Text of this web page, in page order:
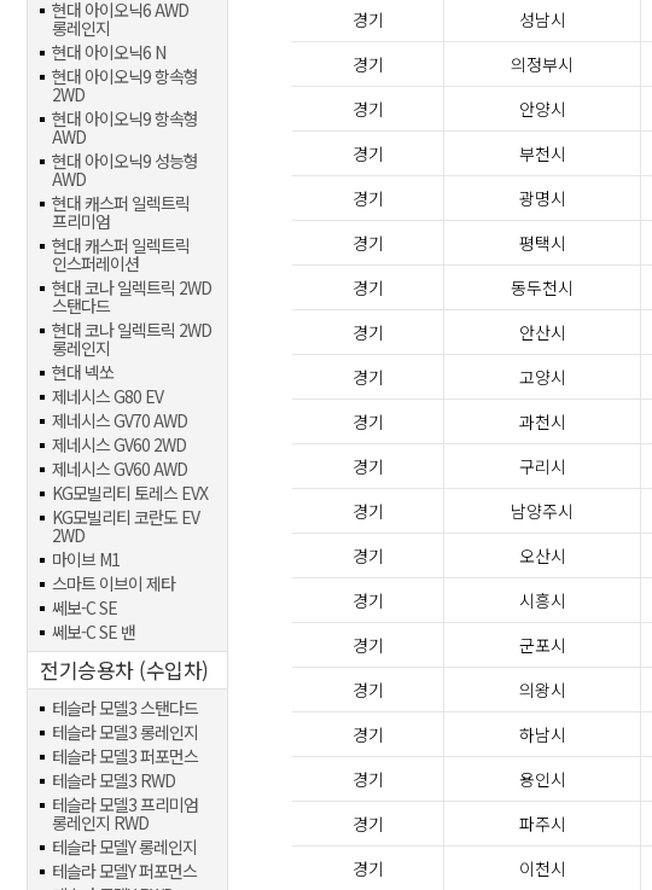
현대 아이오닉6 AWD
롱레인지
현대 아이오닉6 N
현대 아이오닉9 항속형
2WD
현대 아이오닉9 항속형
AWD
현대 아이오닉9 성능형
AWD
현대 캐스퍼 일렉트릭
프리미엄
현대 캐스퍼 일렉트릭
인스퍼레이션
현대 코나 일렉트릭 2WD
스탠다드
현대 코나 일렉트릭 2WD
롱레인지
현대 넥쏘
제네시스 G80 EV
제네시스 GV70 AWD
제네시스 GV60 2WD
제네시스 GV60 AWD
KG모빌리티 토레스 EVX
KG모빌리티 코란도 EV
2WD
마이브 M1
스마트 이브이 제타
쎄보-C SE
쎄보-C SE 밴
전기승용차 (수입차)
테슬라 모델3 스탠다드
테슬라 모델3 롱레인지
테슬라 모델3 퍼포먼스
테슬라 모델3 RWD
테슬라 모델3 프리미엄
롱레인지 RWD
테슬라 모델Y 롱레인지
테슬라 모델Y 퍼포먼스
경기
성남시
경기
의정부시
경기
안양시
경기
부천시
경기
광명시
경기
평택시
경기
동두천시
경기
안산시
경기
고양시
경기
과천시
경기
구리시
경기
남양주시
경기
오산시
경기
시흥시
경기
군포시
경기
의왕시
경기
하남시
경기
용인시
경기
파주시
경기
이천시